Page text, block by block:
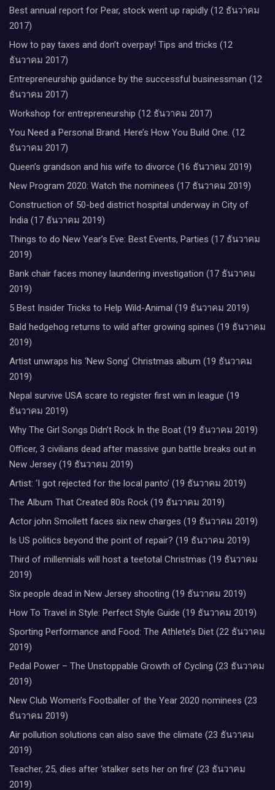
Best annual report for Pear, stock went up rapidly (12 ธันวาคม
2017)
How to pay taxes and don’t overpay! Tips and tricks (12
ธันวาคม 2017)
Entrepreneurship guidance by the successful businessman (12
ธันวาคม 2017)
Workshop for entrepreneurship (12 ธันวาคม 2017)
You Need a Personal Brand. Here’s How You Build One. (12
ธันวาคม 2017)
Queen’s grandson and his wife to divorce (16 ธันวาคม 2019)
New Program 2020: Watch the nominees (17 ธันวาคม 2019)
Construction of 50-bed district hospital underway in City of
India (17 ธันวาคม 2019)
Things to do New Year’s Eve: Best Events, Parties (17 ธันวาคม
2019)
Bank chair faces money laundering investigation (17 ธันวาคม
2019)
5 Best Insider Tricks to Help Wild-Animal (19 ธันวาคม 2019)
Bald hedgehog returns to wild after growing spines (19 ธันวาคม
2019)
Artist unwraps his ‘New Song’ Christmas album (19 ธันวาคม
2019)
Nepal survive USA scare to register first win in league (19
ธันวาคม 2019)
Why The Girl Songs Didn’t Rock In the Boat (19 ธันวาคม 2019)
Officer, 3 civilians dead after massive gun battle breaks out in
New Jersey (19 ธันวาคม 2019)
Artist: ‘I got rejected for the local panto’ (19 ธันวาคม 2019)
The Album That Created 80s Rock (19 ธันวาคม 2019)
Actor john Smollett faces six new charges (19 ธันวาคม 2019)
Is US politics beyond the point of repair? (19 ธันวาคม 2019)
Third of millennials will host a teetotal Christmas (19 ธันวาคม
2019)
Six people dead in New Jersey shooting (19 ธันวาคม 2019)
How To Travel in Style: Perfect Style Guide (19 ธันวาคม 2019)
Sporting Performance and Food: The Athlete’s Diet (22 ธันวาคม
2019)
Pedal Power – The Unstoppable Growth of Cycling (23 ธันวาคม
2019)
New Club Women’s Footballer of the Year 2020 nominees (23
ธันวาคม 2019)
Air pollution solutions can also save the climate (23 ธันวาคม
2019)
Teacher, 25, dies after ‘stalker sets her on fire’ (23 ธันวาคม
2019)